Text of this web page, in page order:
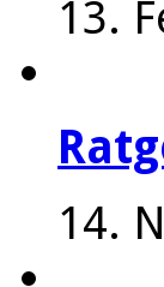
13.
14.